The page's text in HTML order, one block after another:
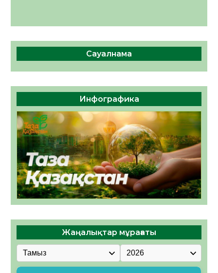
Сауалнама
Инфографика
Жаңалықтар мұрағаты